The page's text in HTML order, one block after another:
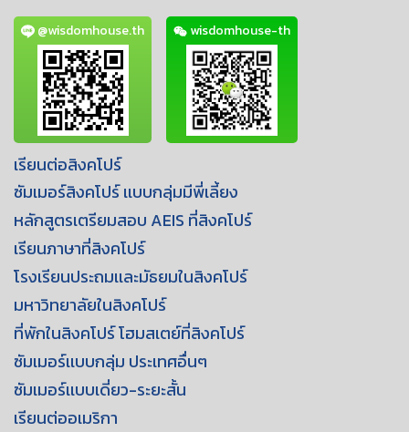
@wisdomhouse.th wisdomhouse-th
เรียนต่อสิงคโปร์
ซัมเมอร์สิงคโปร์ เเบบกลุ่มมีพี่เลี้ยง
หลักสูตรเตรียมสอบ AEIS ที่สิงคโปร์
เรียนภาษาที่สิงคโปร์
โรงเรียนประถมเเละมัธยมในสิงคโปร์
มหาวิทยาลัยในสิงคโปร์
ที่พักในสิงคโปร์ โฮมสเตย์ที่สิงคโปร์
ซัมเมอร์เเบบกลุ่ม ประเทศอื่นๆ
ซัมเมอร์เเบบเดี่ยว-ระยะสั้น
เรียนต่ออเมริกา